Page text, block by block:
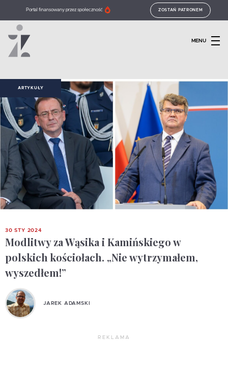
Portal finansowany przez społeczność ZOSTAŃ PATRONEM
MENU
ARTYKUŁY
30 STY 2024
Modlitwy za Wąsika i Kamińskiego w
polskich kościołach. „Nie wytrzymałem,
wyszedłem!”
JAREK ADAMSKI
REKLAMA